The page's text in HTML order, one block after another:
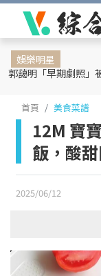
娛樂明星
首頁 美食菜譜
12M 寶
飯，酸
2025/06/12